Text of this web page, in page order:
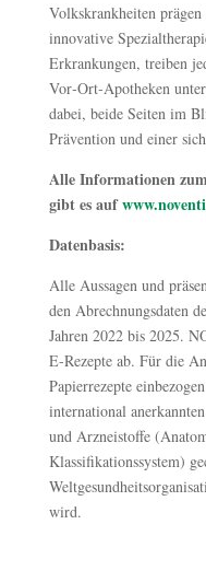
Volkskrankheiten
innovative
Erkrankungen, treiben
Vor‑Ort‑Apotheken
dabei, beide Seiten im
Prävention und einer
Alle Informationen
gibt es auf
Datenbasis:
Alle Aussagen und
den Abrechnungsdaten
Jahren 2022 bis 2025.
E-Rezepte ab. Für die
Papierrezepte
international
und Arzneistoffe
Klassifikationssystem)
wird.